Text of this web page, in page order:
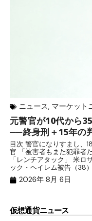
ニュース, マーケット
元警官が10代から
──終身刑＋15年の
目次 警官になりすまし、
官 「被害者もまた犯罪者
「レンチアタック」 米ロ
ック・ヘイレム被告（38
2026年 8月 6日
仮想通貨ニュース